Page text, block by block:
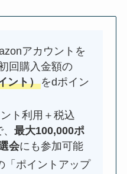
アカウントを
回購入金額の
ント）をdポイン
ト利用＋税込
、最大100,000ポ
会にも参加可能
「ポイントアップ